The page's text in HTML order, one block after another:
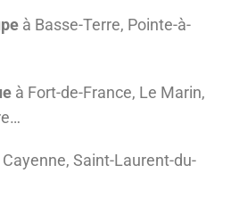
à Basse-Terre, Pointe-à-
à Fort-de-France, Le Marin,
Cayenne, Saint-Laurent-du-